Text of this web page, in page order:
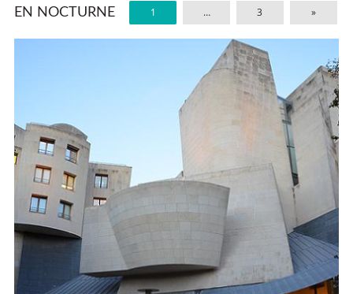
EN NOCTURNE 1 … 3 »